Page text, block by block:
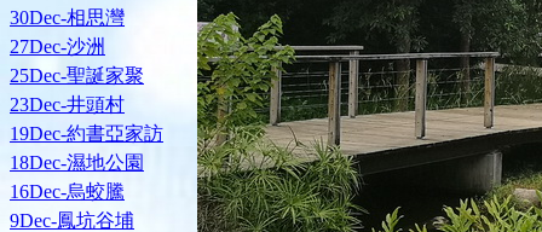
30Dec-相思灣
27Dec-沙洲
25Dec-聖誕家聚
23Dec-井頭村
19Dec-約書亞家訪
18Dec-濕地公園
16Dec-烏蛟騰
9Dec-鳳坑谷埔